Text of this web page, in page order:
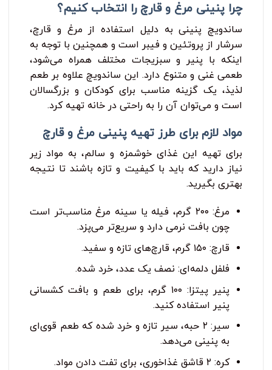
چرا پنینی مرغ و قارچ را انتخاب کنیم؟
ساندویچ پنینی به دلیل استفاده از مرغ و قارچ،
سرشار از پروتئین و فیبر است و همچنین با توجه به
اینکه با پنیر و سبزیجات مختلف همراه می‌شود،
طعمی غنی و متنوع دارد. این ساندویچ علاوه بر طعم
لذیذ، یک گزینه مناسب برای کودکان و بزرگسالان
است و می‌توان آن را به راحتی در خانه تهیه کرد.
مواد لازم برای طرز تهیه پنینی مرغ و قارچ
برای تهیه این غذای خوشمزه و سالم، به مواد زیر
نیاز دارید که باید با کیفیت و تازه باشند تا نتیجه
بهتری بگیرید.
مرغ: ۲۰۰ گرم، فیله یا سینه مرغ مناسب‌تر است
چون بافت نرمی دارد و سریع‌تر می‌پزد.
قارچ: ۱۵۰ گرم، قارچ‌های تازه و سفید.
فلفل دلمه‌ای: نصف یک عدد، خرد شده.
پنیر پیتزا: ۱۰۰ گرم، برای طعم و بافت کشسانی
پنیر استفاده کنید.
سیر: ۲ حبه، سیر تازه و خرد شده که طعم قوی‌ای
به پنینی می‌دهد.
کره: ۲ قاشق غذاخوری، برای تفت دادن مواد.